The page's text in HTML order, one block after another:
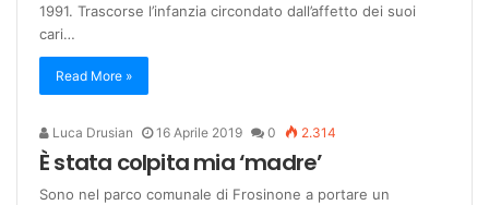
1991. Trascorse l’infanzia circondato dall’affetto dei suoi
cari…
Read More »
Luca Drusian 16 Aprile 2019 0 2.314
È stata colpita mia ‘madre’
Sono nel parco comunale di Frosinone a portare un